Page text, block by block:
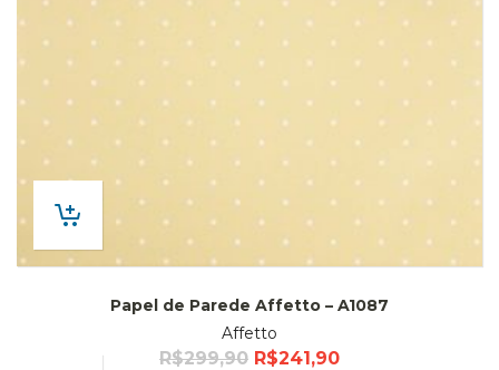
Papel de Parede Affetto – A1087
Affetto
R$299,90 R$241,90